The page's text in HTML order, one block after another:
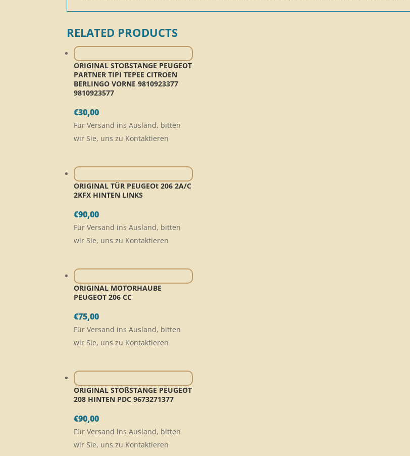
RELATED PRODUCTS
ORIGINAL STOßSTANGE PEUGEOT
PARTNER TIPI TEPEE CITROEN
BERLINGO VORNE 9810923377
9810923577
€30,00
Für Versand ins Ausland, bitten
wir Sie, uns zu Kontaktieren
ORIGINAL TÜR PEUGEOt 206 2A/C
2KFX HINTEN LINKS
€90,00
Für Versand ins Ausland, bitten
wir Sie, uns zu Kontaktieren
ORIGINAL MOTORHAUBE
PEUGEOT 206 CC
€75,00
Für Versand ins Ausland, bitten
wir Sie, uns zu Kontaktieren
ORIGINAL STOßSTANGE PEUGEOT
208 HINTEN PDC 9673271377
€90,00
Für Versand ins Ausland, bitten
wir Sie, uns zu Kontaktieren